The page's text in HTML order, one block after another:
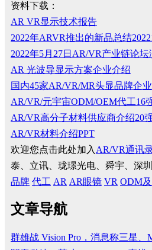
资料下载：
AR VR显示技术报告
2022年ARVR推出的新品总结
2022年5月27日AR/VR产业链论坛
AR 光波导显示方案企业介绍
国内45家AR/VR/MR头显品牌企
AR/VR/元宇宙ODM/OEM代工16
AR/VR高分子材料供应商介绍20
AR/VR材料介绍PPT
欢迎您点击此处加入 AR/VR通讯
泰、立讯、珑璟光电、舜宇、深
品牌 代工 AR AR眼镜 VR ODM
文章导航
群雄战 Vision Pro，消息称三星、